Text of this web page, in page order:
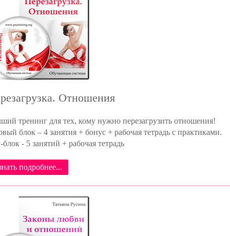
Отношения
тренинг для тех, кому нужно перезагрузить отношения!
блок – 4 занятия + бонус + рабочая тетрадь с практиками.
- 5 занятий + рабочая тетрадь
подробнее...